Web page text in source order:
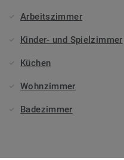
Arbeitszimmer
Kinder- und Spielzimmer
Küchen
Wohnzimmer
Badezimmer